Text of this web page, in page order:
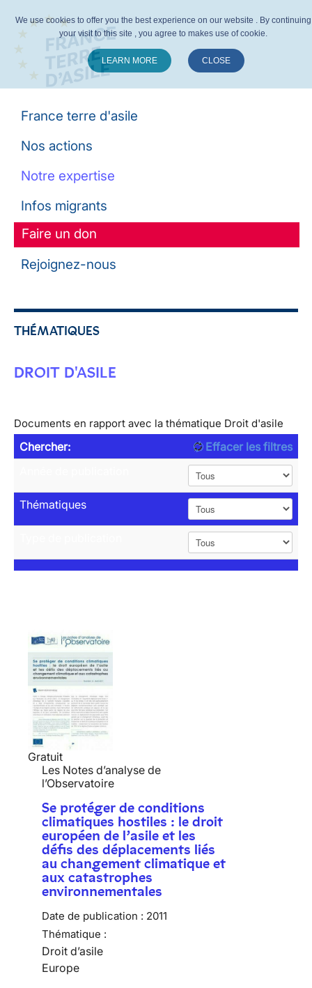
France terre d'asile
Nos actions
Notre expertise
Infos migrants
Faire un don
Rejoignez-nous
THÉMATIQUES
DROIT D'ASILE
Documents en rapport avec la thématique Droit d'asile
Chercher:
Effacer les filtres
Thématiques
Gratuit
Les Notes d’analyse de
l’Observatoire
Se protéger de conditions
climatiques hostiles : le droit
européen de l’asile et les
défis des déplacements liés
au changement climatique et
aux catastrophes
environnementales
Date de publication : 2011
Thématique :
Droit d’asile
Europe
We use cookies to offer you the best experience on our website . By continuing
your visit to this site , you agree to makes use of cookie.
LEARN MORE CLOSE